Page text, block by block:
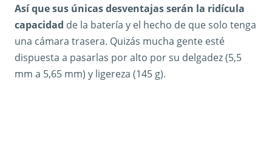
Así que sus únicas desventajas serán la ridícula
capacidad de la batería y el hecho de que solo tenga
una cámara trasera. Quizás mucha gente esté
dispuesta a pasarlas por alto por su delgadez (5,5
mm a 5,65 mm) y ligereza (145 g).